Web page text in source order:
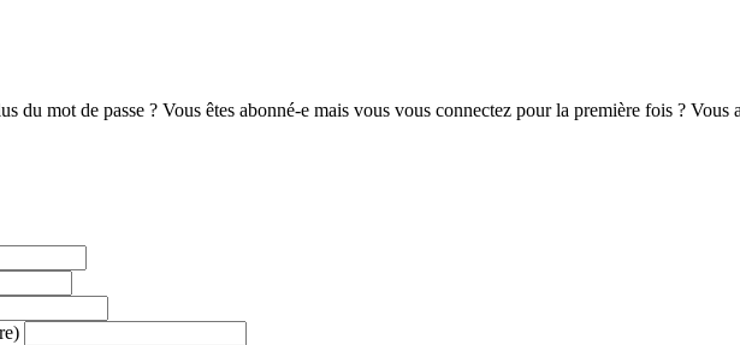
du mot de passe ? Vous êtes abonné-e mais vous vous connectez pour la première fois ?